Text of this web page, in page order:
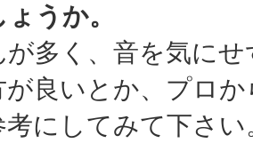
うか。
が多く、音を気に
が良いとか、プロ
考にしてみて下さ